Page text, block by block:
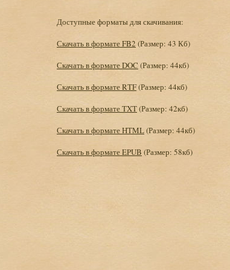
Доступные форматы для скачивания:
Скачать в формате FB2 (Размер: 43 Кб)
Скачать в формате DOC (Размер: 44кб)
Скачать в формате RTF(Размер: 44кб)
Скачать в формате TXT(Размер: 42кб)
Скачать в формате HTML(Размер: 44кб)
Скачать в формате EPUB (Размер: 58кб)